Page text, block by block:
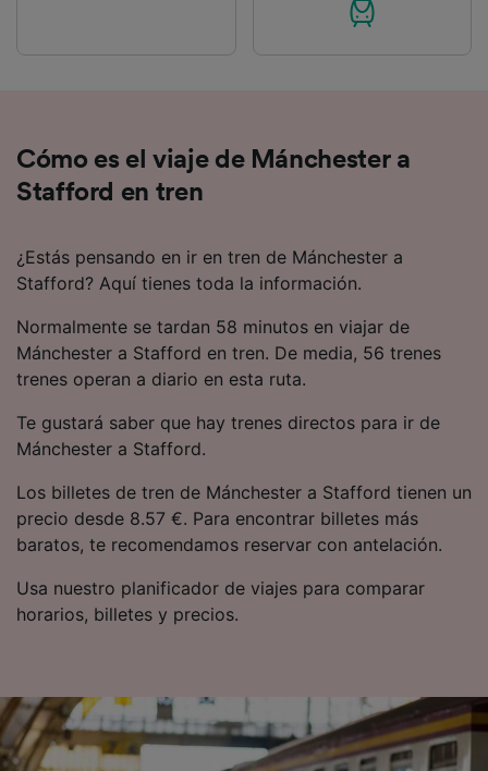
Cómo es el viaje de Mánchester a
Stafford en tren
¿Estás pensando en ir en tren de Mánchester a
Stafford? Aquí tienes toda la información.
Normalmente se tardan 58 minutos en viajar de
Mánchester a Stafford en tren. De media, 56 trenes
trenes operan a diario en esta ruta.
Te gustará saber que hay trenes directos para ir de
Mánchester a Stafford.
Los billetes de tren de Mánchester a Stafford tienen un
precio desde 8.57 €. Para encontrar billetes más
baratos, te recomendamos reservar con antelación.
Usa nuestro planificador de viajes para comparar
horarios, billetes y precios.